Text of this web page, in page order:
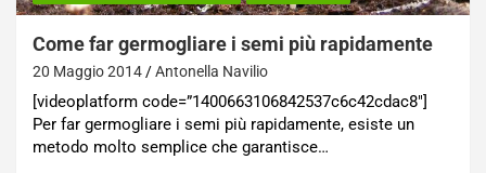
Come far germogliare i semi più rapidamente
20 Maggio 2014 Antonella Navilio
[videoplatform code=”1400663106842537c6c42cdac8″]
Per far germogliare i semi più rapidamente, esiste un
metodo molto semplice che garantisce…